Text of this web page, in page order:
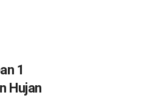
1
Hujan